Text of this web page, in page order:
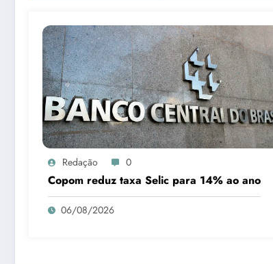
Redação 0
Copom reduz taxa Selic para 14% ao ano
06/08/2026